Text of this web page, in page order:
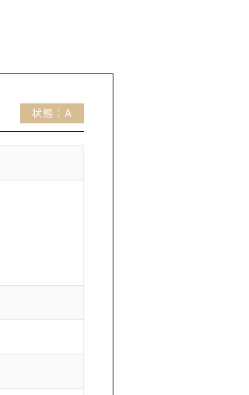
状態：A